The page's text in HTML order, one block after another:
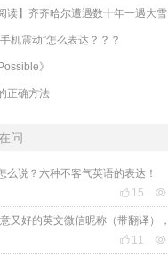
读】齐齐哈尔遭遇数十年一遇大雪
机震动”怎么表达？？？
》
正确方法
问
么说？六种不客气英语的表达！
 15 
 11 